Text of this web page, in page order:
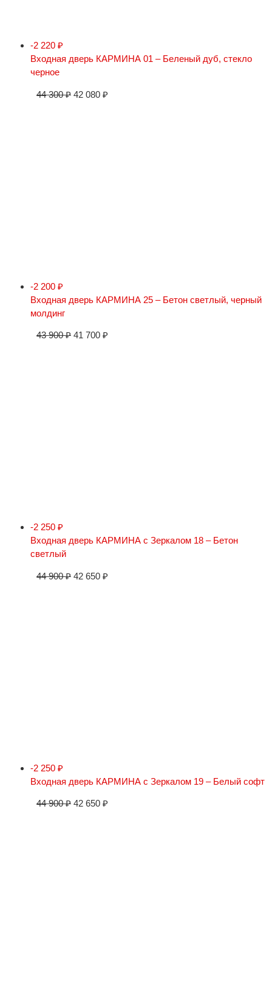
-2 220 ₽
Входная дверь КАРМИНА 01 – Беленый дуб, стекло
черное
44 300₽ 42 080 ₽
-2 200 ₽
Входная дверь КАРМИНА 25 – Бетон светлый, черный
молдинг
43 900₽ 41 700 ₽
-2 250 ₽
Входная дверь КАРМИНА с Зеркалом 18 – Бетон
светлый
44 900₽ 42 650 ₽
-2 250 ₽
Входная дверь КАРМИНА с Зеркалом 19 – Белый софт
44 900₽ 42 650 ₽